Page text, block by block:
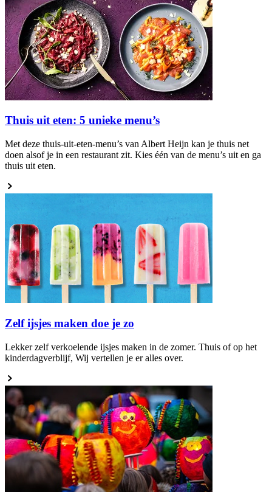
Thuis uit eten: 5 unieke menu’s
Met deze thuis-uit-eten-menu’s van Albert Heijn kan je thuis net
doen alsof je in een restaurant zit. Kies één van de menu’s uit en ga
thuis uit eten.
Zelf ijsjes maken doe je zo
Lekker zelf verkoelende ijsjes maken in de zomer. Thuis of op het
kinderdagverblijf, Wij vertellen je er alles over.